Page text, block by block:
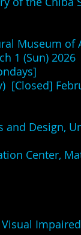
Museum of
1 (Sun) 2026
[Closed]
and Design,
Center,
Impaired